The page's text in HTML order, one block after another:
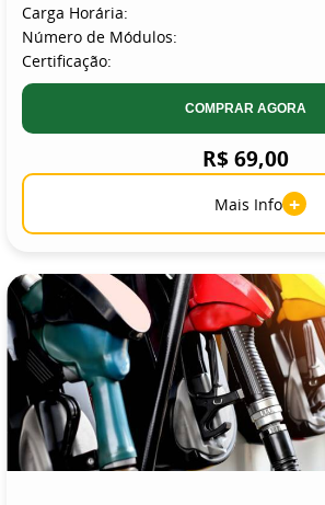
Carga Horária:
Número de Módulos:
Certificação:
COMPRAR AGORA
R$ 69,00
Mais Info +